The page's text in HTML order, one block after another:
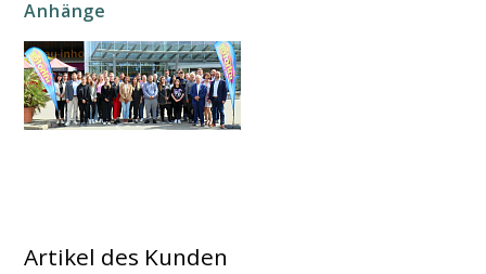
Anhänge
Artikel des Kunden